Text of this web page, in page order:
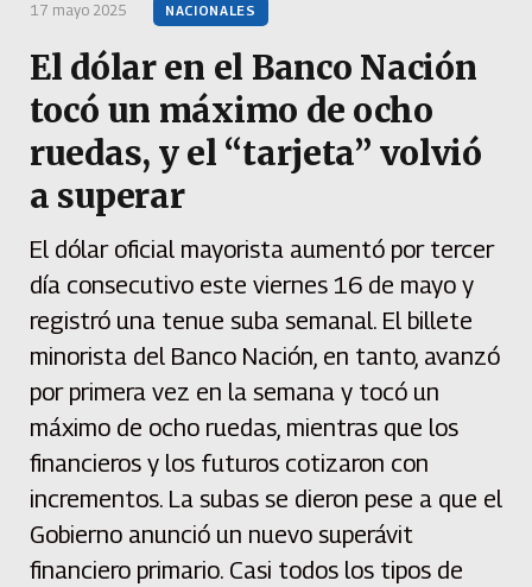
17 mayo 2025 NACIONALES
El dólar en el Banco Nación
tocó un máximo de ocho
ruedas, y el “tarjeta” volvió
a superar
El dólar oficial mayorista aumentó por tercer
día consecutivo este viernes 16 de mayo y
registró una tenue suba semanal. El billete
minorista del Banco Nación, en tanto, avanzó
por primera vez en la semana y tocó un
máximo de ocho ruedas, mientras que los
financieros y los futuros cotizaron con
incrementos. La subas se dieron pese a que el
Gobierno anunció un nuevo superávit
financiero primario. Casi todos los tipos de